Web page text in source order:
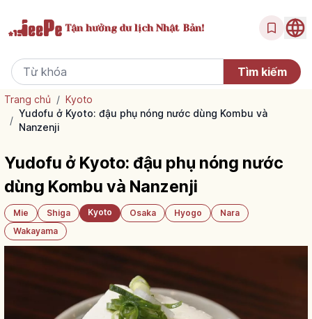
Tận hưởngdu lịch Nhật Bản!
Trang chủ / Kyoto
/
Yudofu ở Kyoto: đậu phụ nóng nước dùng Kombu và
Nanzenji
Yudofu ở Kyoto: đậu phụ nóng nước
dùng Kombu và Nanzenji
Mie Shiga Kyoto Osaka Hyogo
Nara
Wakayama